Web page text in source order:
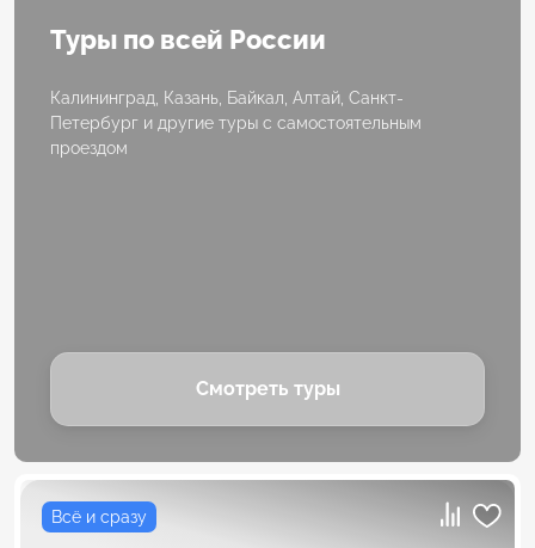
Туры по всей России
Калининград, Казань, Байкал, Алтай, Санкт-
Петербург и другие туры с самостоятельным
проездом
Смотреть туры
Всё и сразу